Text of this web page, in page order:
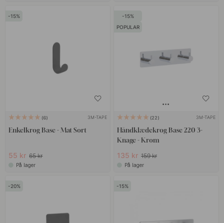
15
6 3M-TAPE
Enkelkrog Base - Mat Sort
55 kr 65 kr
På lager
15
POPULAR
22 3M-TAPE
Håndklædekrog Base 220 3-
Knage - Krom
135 kr 159 kr
På lager
20 15